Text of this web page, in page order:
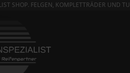
SHOP. FELGEN, KOMPLETTRÄDER UND